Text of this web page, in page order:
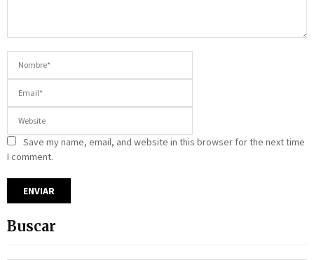
Save my name, email, and website in this browser for the next time
I comment.
Buscar